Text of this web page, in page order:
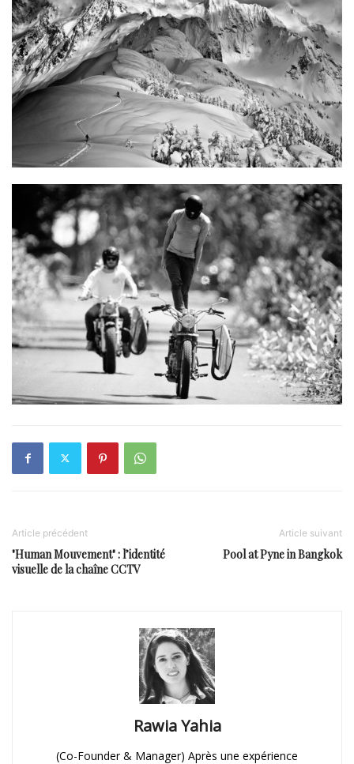
Article précédent
"Human Mouvement" : l’identité
visuelle de la chaîne CCTV
Article suivant
Pool at Pyne in Bangkok
Rawia Yahia
(Co-Founder & Manager) Après une expérience